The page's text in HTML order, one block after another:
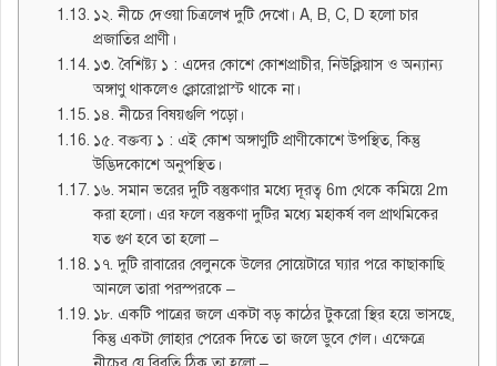
১২. নীচে দেওয়া চিত্রলেখ দুটি দেখো। A, B, C, D হলো চার
প্রজাতির প্রাণী।
১৩. বৈশিষ্ট্য ১ : এদের কোশে কোশপ্রাচীর, নিউক্লিয়াস ও অন্যান্য
অঙ্গাণু থাকলেও ক্লোরোপ্লাস্ট থাকে না।
১৪. নীচের বিষয়গুলি পড়ো।
১৫. বক্তব্য ১ : এই কোশ অঙ্গাণুটি প্রাণীকোশে উপস্থিত, কিন্তু
উদ্ভিদকোশে অনুপস্থিত।
১৬. সমান ভরের দুটি বস্তুকণার মধ্যে দূরত্ব 6m থেকে কমিয়ে 2m
করা হলো। এর ফলে বস্তুকণা দুটির মধ্যে মহাকর্ষ বল প্রাথমিকের
যত গুণ হবে তা হলো –
১৭. দুটি রাবারের বেলুনকে উলের সোয়েটারে ঘ্যার পরে কাছাকাছি
আনলে তারা পরস্পরকে –
১৮. একটি পাত্রের জলে একটা বড় কাঠের টুকরো স্থির হয়ে ভাসছে,
কিন্তু একটা লোহার পেরেক দিতে তা জলে ডুবে গেল। এক্ষেত্রে